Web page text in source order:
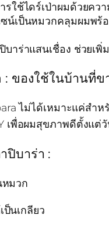
รใช้ไดร์เป่าผมด้วยค
น์เป็นหมวกคลุมผมพร้
บาร่าแสนเชื่อง ช่วยเ
ของใช้ในบ้านที่ข
ไม่ได้เหมาะแค่สำ
เพื่อผมสุขภาพดีตั้งแต่
ปิบาร่า :
หมวก
นเกลียว